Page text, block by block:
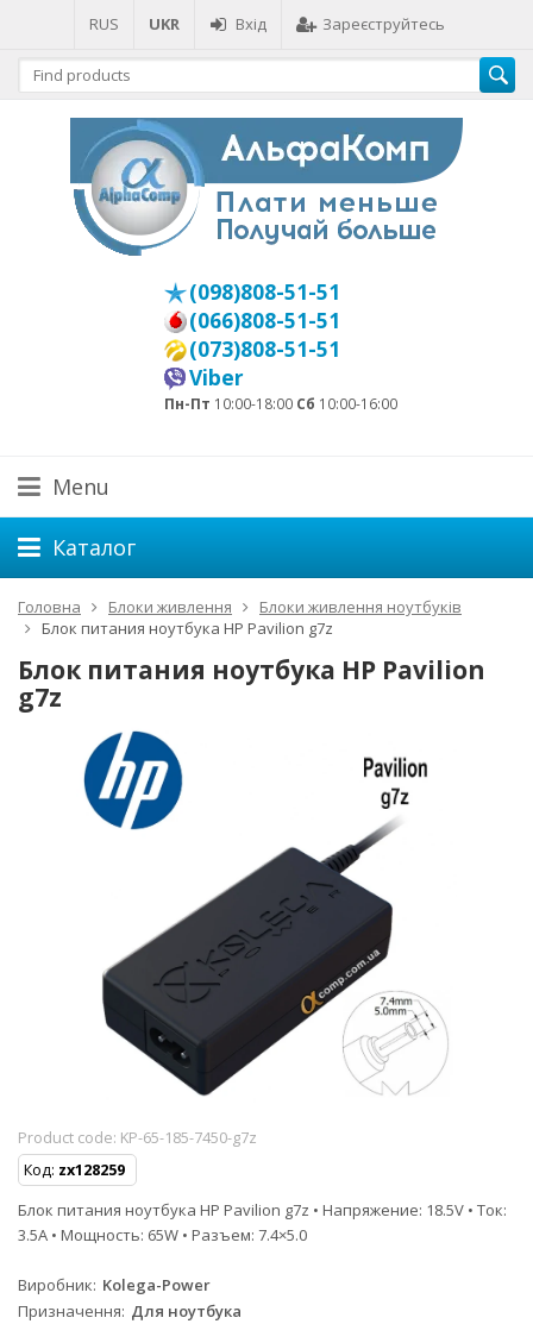
RUS UKR Вхід Зареєструйтесь
(098)808-51-51
(066)808-51-51
(073)808-51-51
Viber
Пн-Пт 10:00-18:00 Сб 10:00-16:00
Menu
Каталог
Головна Блоки живлення
Блоки живлення ноутбуків
Блок питания ноутбука HP Pavilion g7z
Блок питания ноутбука HP Pavilion
g7z
Product code: KP-65-185-7450-g7z
Код: zx128259
Блок питания ноутбука HP Pavilion g7z • Напряжение: 18.5V • Ток:
3.5A • Мощность: 65W • Разъем: 7.4×5.0
Виробник Kolega-Power
Призначення Для ноутбука